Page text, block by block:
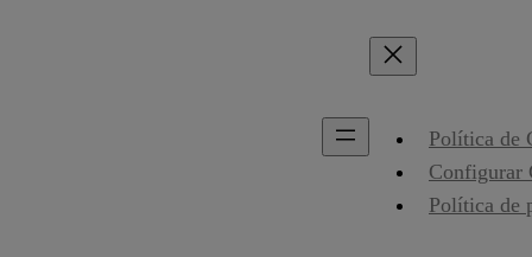
Política de
Configurar
Política de